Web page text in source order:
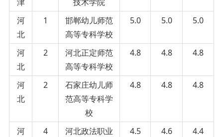
河
北
1
邯郸幼儿师范
高等专科学校
5.0 5.0 5.0
河
北
2
河北正定师范
高等专科学校
4.8 4.8 4.8
河
北
2
石家庄幼儿师
范高等专科学
校
4.8 4.8 4.8
河
4
河北政法职业
4.5 4.6 4.4